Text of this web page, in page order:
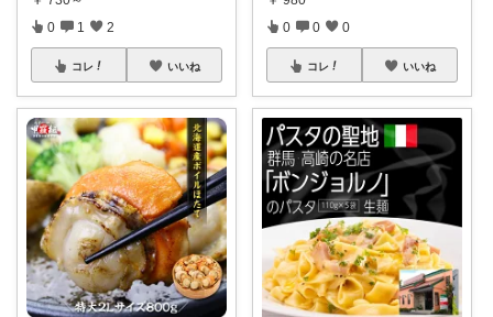
0 1 2
コレ いいね
0 0 0
コレ いいね